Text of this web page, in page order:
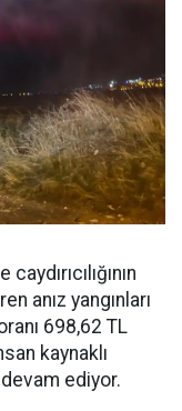
anız yangınları
698,62 TL
kaynaklı
ediyor.